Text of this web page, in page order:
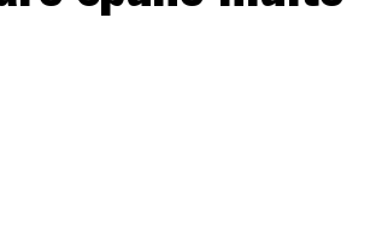
stomatologice conventionale. Exista
principala de tratament, in functie de